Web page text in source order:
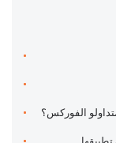
الفوركس؟